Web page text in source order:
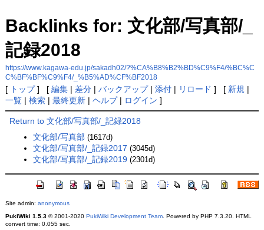
Backlinks for: 文化部/写真部/_
記録2018
https://www.kagawa-edu.jp/sakadh02/?%CA%B8%B2%BD%C9%F4/%BC%C
C%BF%BF%C9%F4/_%B5%AD%CF%BF2018
[ トップ] [ 編集| 差分| バックアップ| 添付| リロード ] [ 新規 |
一覧| 検索| 最終更新| ヘルプ| ログイン ]
Return to 文化部/写真部/_記録2018
文化部/写真部 (1617d)
文化部/写真部/_記録2017 (3045d)
文化部/写真部/_記録2019 (2301d)
Site admin: anonymous
PukiWiki 1.5.3© 2001-2020 PukiWiki Development Team. Powered by PHP 7.3.20. HTML
convert time: 0.055 sec.